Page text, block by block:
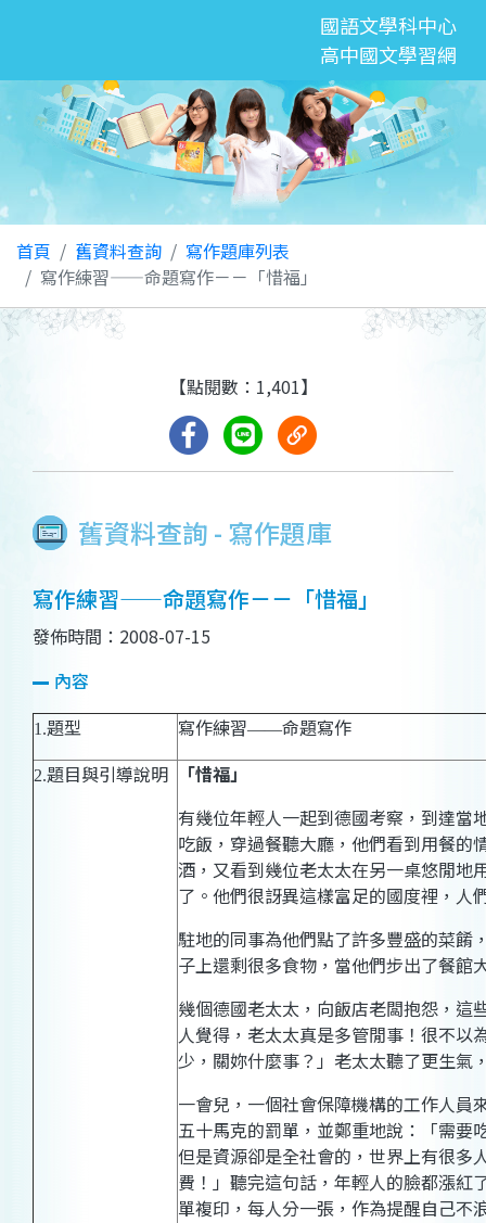
國語文學科中心
高中國文學習網
首頁 舊資料查詢
寫作題庫列表
寫作練習——命題寫作－－「惜福」
舊資料查詢 - 寫作題庫
【點閱數：1,401】
寫作練習——命題寫作－－「惜福」
發佈時間：2008-07-15
內容
1.題型 寫作練習——命題寫作
2.題目與引導說明
「惜福」
有幾位年輕人一起到德國考察，到達當
吃飯，穿過餐聽大廳，他們看到用餐的
酒，又看到幾位老太太在另一桌悠閒地
了。他們很訝異這樣富足的國度裡，人
駐地的同事為他們點了許多豐盛的菜餚
子上還剩很多食物，當他們步出了餐館
幾個德國老太太，向飯店老闆抱怨，這
人覺得，老太太真是多管閒事！很不以
少，關妳什麼事？」老太太聽了更生氣
一會兒，一個社會保障機構的工作人員
五十馬克的罰單，並鄭重地說：「需要
但是資源卻是全社會的，世界上有很多
費！」聽完這句話，年輕人的臉都漲紅
單複印，每人分一張，作為提醒自己不